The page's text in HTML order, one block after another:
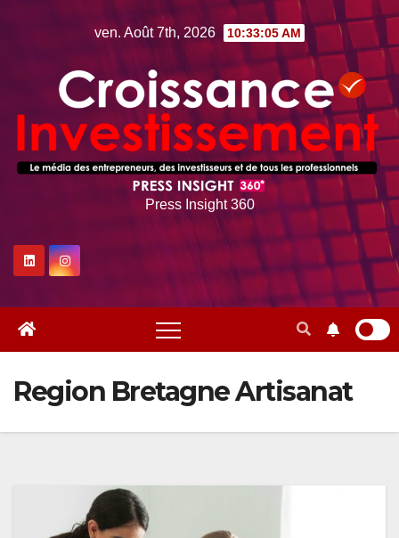
ven. Août 7th, 2026 10:33:06 AM
Press Insight 360
Region Bretagne Artisanat